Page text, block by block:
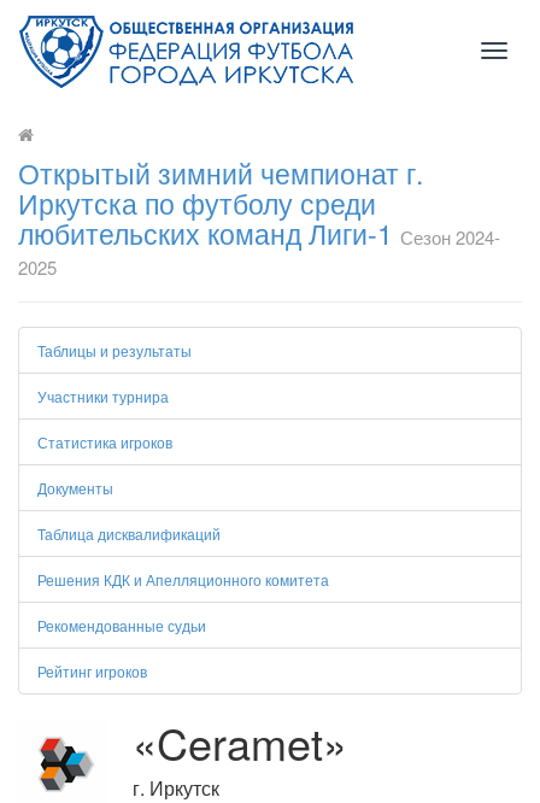
Открытый зимний чемпионат г.
Иркутска по футболу среди
любительских команд Лиги-1 Сезон 2024-
2025
Таблицы и результаты
Участники турнира
Статистика игроков
Документы
Таблица дисквалификаций
Решения КДК и Апелляционного комитета
Рекомендованные судьи
Рейтинг игроков
«Ceramet»
г. Иркутск